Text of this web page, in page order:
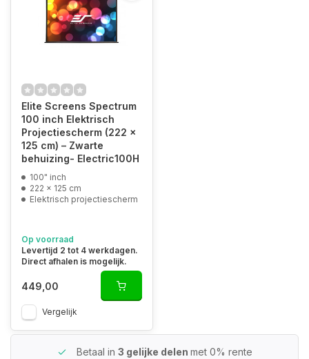
Elite Screens Spectrum
100 inch Elektrisch
Projectiescherm (222 x
125 cm) – Zwarte
behuizing- Electric100H
100" inch
222 x 125 cm
Elektrisch projectiescherm
Op voorraad
Levertijd 2 tot 4 werkdagen.
Direct afhalen is mogelijk.
449,00
Vergelijk
Betaal in 3 gelijke delen met 0% rente